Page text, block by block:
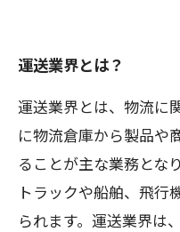
運送業界とは？
運送業界とは、物流に
に物流倉庫から製品や
ることが主な業務とな
トラックや船舶、飛行
られます。運送業界は